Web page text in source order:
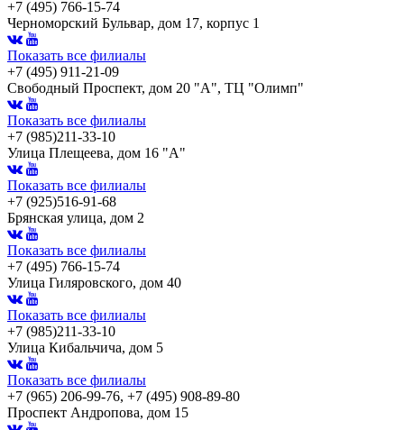
+7 (495) 766-15-74
Черноморский Бульвар, дом 17, корпус 1
Показать все филиалы
+7 (495) 911-21-09
Свободный Проспект, дом 20 "А", ТЦ "Олимп"
Показать все филиалы
+7 (985)211-33-10
Улица Плещеева, дом 16 "А"
Показать все филиалы
+7 (925)516-91-68
Брянская улица, дом 2
Показать все филиалы
+7 (495) 766-15-74
Улица Гиляровского, дом 40
Показать все филиалы
+7 (985)211-33-10
Улица Кибальчича, дом 5
Показать все филиалы
+7 (965) 206-99-76, +7 (495) 908-89-80
Проспект Андропова, дом 15